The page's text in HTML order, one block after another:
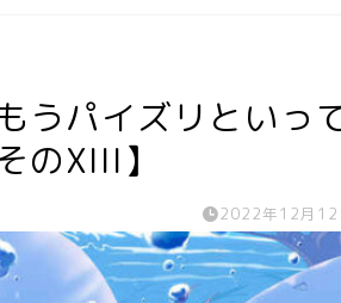
うパイズリといっ
のXIII】
2022年12月12